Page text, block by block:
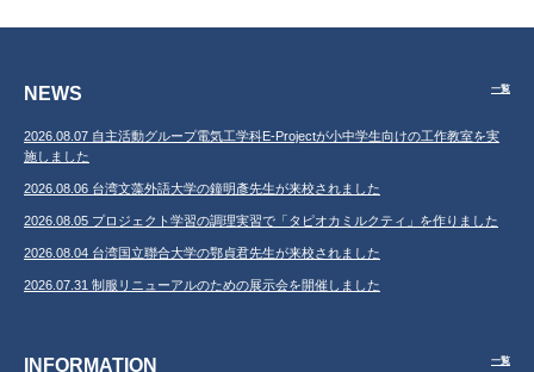
NEWS 一覧
2026.08.07 自主活動グループ電気工学科E-Projectが小中学生向けの工作教室を実
施しました
2026.08.06 台湾文藻外語大学の鐘明彥先生が来校されました
2026.08.05 プロジェクト学習の調理実習で「タピオカミルクティ」を作りました
2026.08.04 台湾国立聯合大学の鄂貞君先生が来校されました
2026.07.31 制服リニューアルのための展示会を開催しました
INFORMATION 一覧